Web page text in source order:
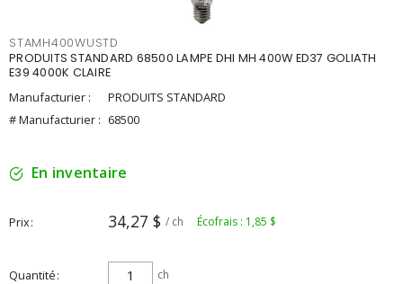
STAMH400WUSTD
PRODUITS STANDARD 68500 LAMPE DHI MH 400W ED37 GOLIATH
E39 4000K CLAIRE
Manufacturier :
PRODUITS STANDARD
# Manufacturier : 68500
En inventaire
Prix 34,27 $ / ch Écofrais : 1,85 $
Quantité ch